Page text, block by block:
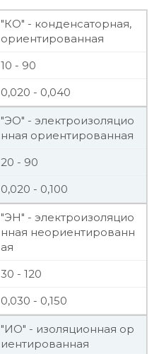
"КО" - конденсаторная,
ориентированная
10 - 90
0,020 - 0,040
"ЭО" - электроизоляцио
нная ориентированная
20 - 90
0,020 - 0,100
"ЭН" - электроизоляцио
нная неориентированн
ая
30 - 120
0,030 - 0,150
"ИО" - изоляционная ор
иентированная